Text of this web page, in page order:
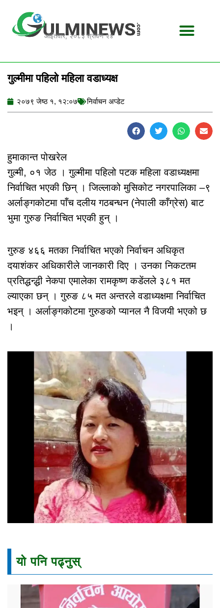
content
आईतवार, २०८३ श्रावण २४
गुल्मीमा पहिलो महिला वडाध्यक्ष
२०७९ जेष्ठ १, १२:०७ निर्वाचन अप्डेट
हुमाकान्त पोखरेल
गुल्मी, ०१ जेठ । गुल्मीमा पहिलो पटक महिला वडाध्यक्षमा
निर्वाचित भएकी छिन् । जिल्लाको मुसिकोट नगरपालिका –९
अर्लाङ्गकोटमा पाँच दलीय गठबन्धन (नेपाली काँग्रेस) बाट
भुमा गुरुङ निर्वाचित भएकी हुन् ।
गुरुङ ४६६ मतका निर्वाचित भएको निर्वाचन अधिकृत
दयाशंकर अधिकारीले जानकारी दिए । उनका निकटतम
प्रतिद्धन्द्धी नेकपा एमालेका रामकृष्ण कडेंलले ३८१ मत
ल्याएका छन् । गुरुङ ८५ मत अन्तरले वडाध्यक्षमा निर्वाचित
भइन् । अर्लाङ्गकोटमा गुरुङको प्यानल नै विजयी भएको छ
।
यो पनि पढ्नुस्